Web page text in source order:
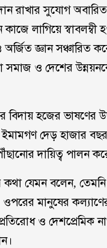
রাখার সুযোগ
কাজে লাগিয়ে স্বাবলম্বী
জ্ঞান সঞ্চারিত
ও দেশের উন্নয়নকে
বিদায় হজের ভাষণের
ইমামগণ দেড় হাজার
দায়িত্ব পালন
যেমন বলেন,
মানুষের
ও দেশপ্রেমিক